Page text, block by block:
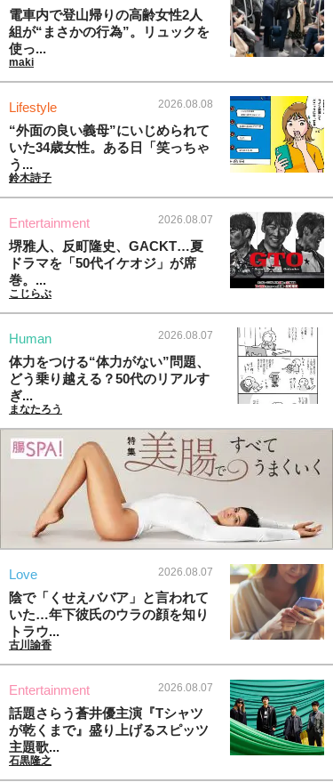
電車内で登山帰りの高齢女性2人
組が“まさかの行為”。リュックを
使っ...
maki
Lifestyle 2026.08.08
“外面の良い義母”にいじめられて
いた34歳女性。ある日「笑っちゃ
う...
鈴木詩子
Entertainment 2026.08.07
堺雅人、反町隆史、GACKT…夏
ドラマを「50代イケオジ」が席
巻。...
こじらぶ
Human 2026.08.07
体力をつける“体力がない”問題、
どう乗り越える？50代のリアルす
ぎ...
まなたろう
Love 2026.08.07
陰で「くせえババア」と言われて
いた…年下彼氏のウラの顔を知り
トラウ...
古川諭香
Entertainment 2026.08.07
話題さらう蒼井優主演『Tシャツ
が乾くまで』盛り上げるスピッツ
主題歌...
石黒隆之